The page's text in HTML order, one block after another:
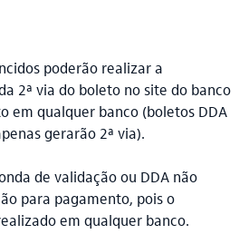
poderão realizar a
2ª via do boleto no site do banco
em qualquer banco (boletos DDA
gerarão 2ª via).
de validação ou DDA não
para pagamento, pois o
em qualquer banco.